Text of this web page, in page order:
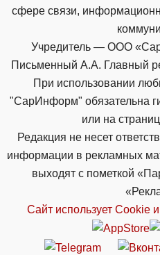
сфере связи,
Учредитель — ООО
Письменный А.А. Главный
При использовании
"СарИнформ" обязательна
или на
Редакция не несет
информации в рекламных
выходят с пометкой
Сайт использует Cookie